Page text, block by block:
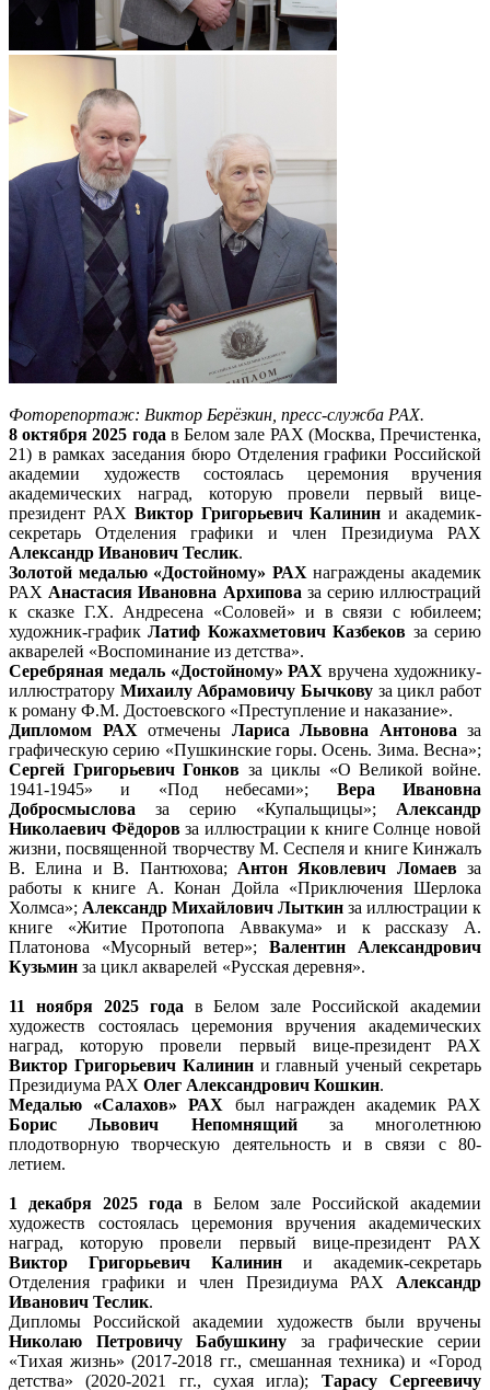
Фоторепортаж: Виктор Берёзкин, пресс-служба РАХ.
8 октября 2025 года в Белом зале РАХ (Москва, Пречистенка,
21) в рамках заседания бюро Отделения графики Российской
академии художеств состоялась церемония вручения
академических наград, которую провели первый вице-
президент РАХ Виктор Григорьевич Калинин и академик-
секретарь Отделения графики и член Президиума РАХ
Александр Иванович Теслик.
Золотой медалью «Достойному» РАХ награждены академик
РАХ Анастасия Ивановна Архипова за серию иллюстраций
к сказке Г.Х. Андресена «Соловей» и в связи с юбилеем;
художник-графикЛатиф Кожахметович Казбеков за серию
акварелей «Воспоминание из детства».
Серебряная медаль «Достойному» РАХ вручена художнику-
иллюстратору Михаилу Абрамовичу Бычкову за цикл работ
к роману Ф.М. Достоевского «Преступление и наказание».
Дипломом РАХ отмечены Лариса Львовна Антонова за
графическую серию «Пушкинские горы. Осень. Зима. Весна»;
Сергей Григорьевич Гонков за циклы «О Великой войне.
1941-1945» и «Под небесами»; Вера Ивановна
Добросмыслова за серию «Купальщицы»; Александр
Николаевич Фёдоровза иллюстрации к книге Солнце новой
жизни, посвященной творчеству М. Сеспеля и книге Кинжалъ
В. Елина и В. Пантюхова; Антон Яковлевич Ломаевза
работы к книге А. Конан Дойла «Приключения Шерлока
Холмса»; Александр Михайлович Лыткин за иллюстрации к
книге «Житие Протопопа Аввакума» и к рассказу А.
Платонова «Мусорный ветер»; Валентин Александрович
Кузьмин за цикл акварелей «Русская деревня».
11 ноября 2025 года в Белом зале Российской академии
художеств состоялась церемония вручения академических
наград, которую провели первый вице-президент РАХ
Виктор Григорьевич Калинини главный ученый секретарь
Президиума РАХ Олег Александрович Кошкин.
Медалью «Салахов» РАХ был награжден академик РАХ
Борис Львович Непомнящийза многолетнюю
плодотворную творческую деятельность и в связи с 80-
летием.
1 декабря 2025 года в Белом зале Российской академии
художеств состоялась церемония вручения академических
наград, которую провели первый вице-президент РАХ
Виктор Григорьевич Калинин и академик-секретарь
Отделения графики и член Президиума РАХ Александр
Иванович Теслик.
Дипломы Российской академии художеств были вручены
Николаю Петровичу Бабушкину за графические серии
«Тихая жизнь» (2017-2018 гг., смешанная техника) и «Город
детства» (2020-2021 гг., сухая игла); Тарасу Сергеевичу